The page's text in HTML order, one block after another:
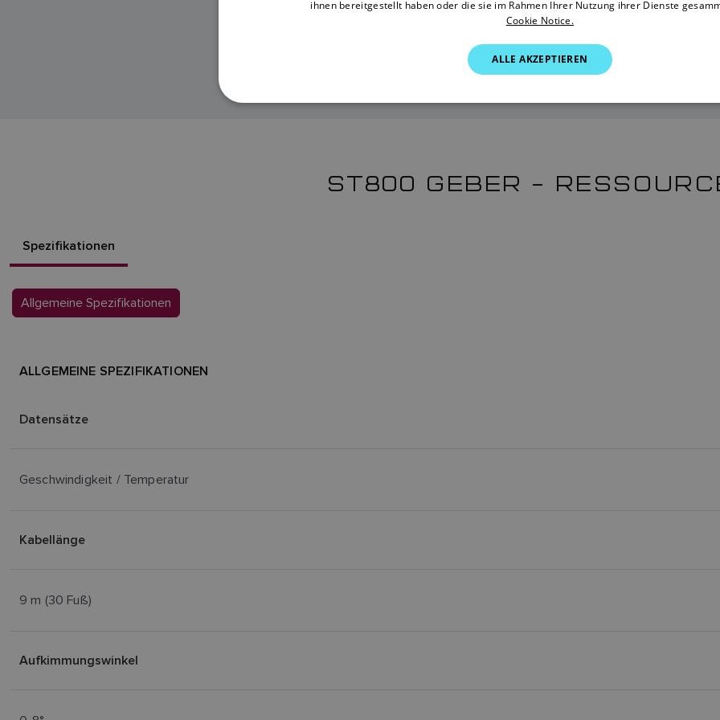
ST800 GEBER –
Spezifikationen
Allgemeine Spezifikationen
ALLGEMEINE SPEZIFIKATIONEN
Datensätze
Geschwindigkeit / Temperatur
Kabellänge
9 m (30 Fuß)
Aufkimmungswinkel
ihnen bereitgestellt haben oder die sie im Rahmen Ihrer Nutzung ihrer Dienste
Cookie Notice.
ALLE AKZEPTIEREN